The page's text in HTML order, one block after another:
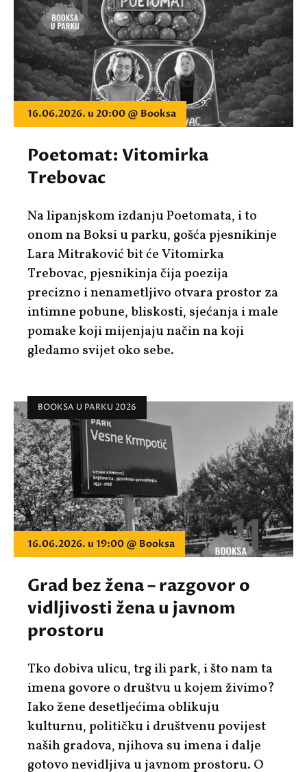
16.06.2026. u 20:00 @ Booksa
Poetomat: Vitomirka
Trebovac
Na lipanjskom izdanju Poetomata, i to
onom na Boksi u parku, gošća pjesnikinje
Lara Mitraković bit će Vitomirka
Trebovac, pjesnikinja čija poezija
precizno i nenametljivo otvara prostor za
intimne pobune, bliskosti, sjećanja i male
pomake koji mijenjaju način na koji
gledamo svijet oko sebe.
BOOKSA U PARKU 2026
16.06.2026. u 19:00 @ Booksa
Grad bez žena – razgovor o
vidljivosti žena u javnom
prostoru
Tko dobiva ulicu, trg ili park, i što nam ta
imena govore o društvu u kojem živimo?
Iako žene desetljećima oblikuju
kulturnu, političku i društvenu povijest
naših gradova, njihova su imena i dalje
gotovo nevidljiva u javnom prostoru. O